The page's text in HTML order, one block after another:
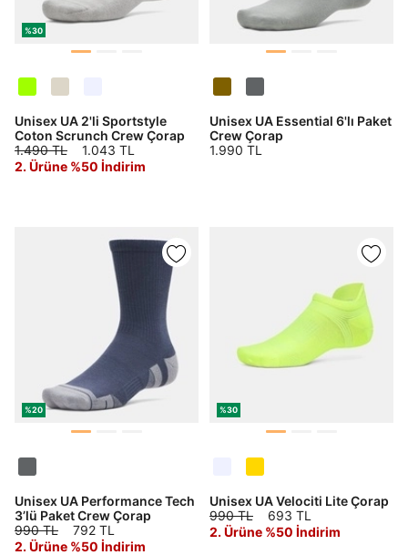
%30
Unisex UA 2'li Sportstyle
Coton Scrunch Crew Çorap
1.490 TL
1.043 TL
2. Ürüne %50 İndirim
Unisex UA Essential 6'lı Paket
Crew Çorap
1.990 TL
%20
Unisex UA Performance Tech
3’lü Paket Crew Çorap
990 TL
792 TL
2. Ürüne %50 İndirim
%30
Unisex UA Velociti Lite Çorap
990 TL
693 TL
2. Ürüne %50 İndirim